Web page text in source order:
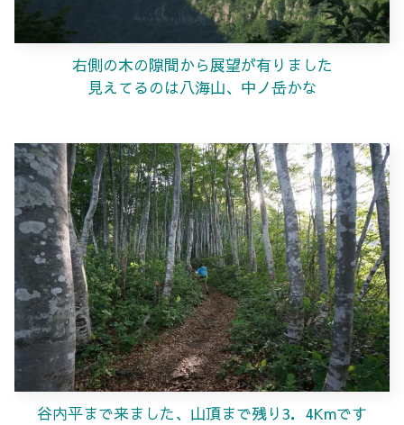
右側の木の隙間から展望が有りました
見えてるのは八海山、中ノ岳かな
谷内平まで来ました、山頂まで残り3．4Kmです